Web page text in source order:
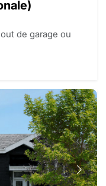
de garage ou